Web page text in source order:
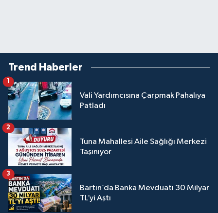
Trend Haberler
Vali Yardımcısına Çarpmak Pahalıya
Patladı
1
Tuna Mahallesi Aile Sağlığı Merkezi
Taşınıyor
2
Bartın’da Banka Mevduatı 30 Milyar
TL’yi Aştı
3